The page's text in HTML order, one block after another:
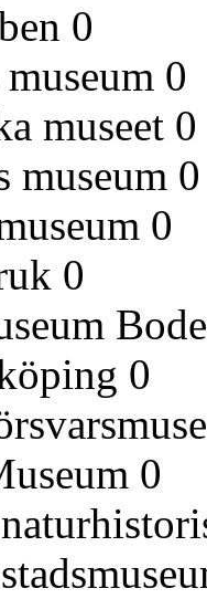
0
0
museet 0
museum 0
0
0
0
0